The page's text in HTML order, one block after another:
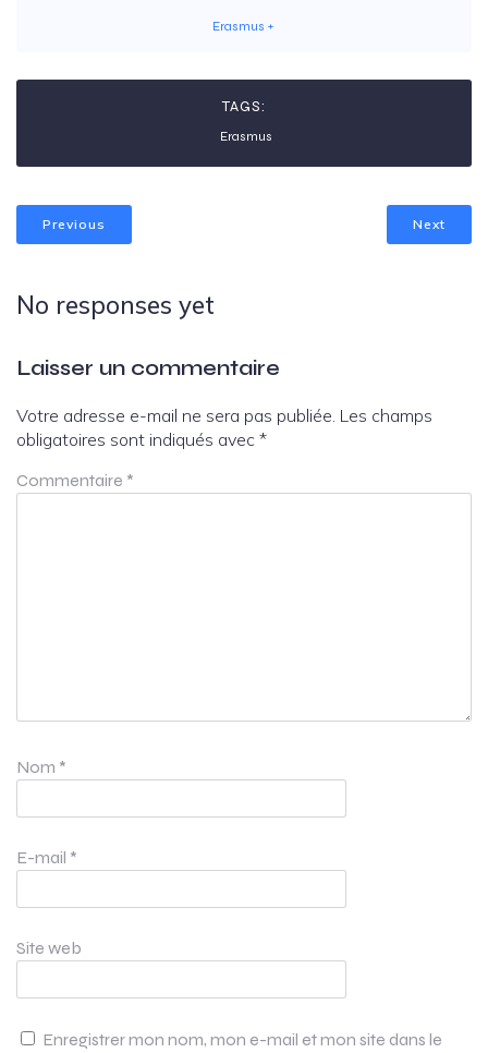
Erasmus +
TAGS:
Erasmus
Previous Next
No responses yet
Laisser un commentaire
Votre adresse e-mail ne sera pas publiée. Les champs
obligatoires sont indiqués avec *
Commentaire *
Nom *
E-mail *
Site web
Enregistrer mon nom, mon e-mail et mon site dans le